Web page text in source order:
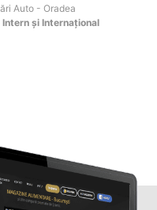
Auto - Oradea
şi Internaţional